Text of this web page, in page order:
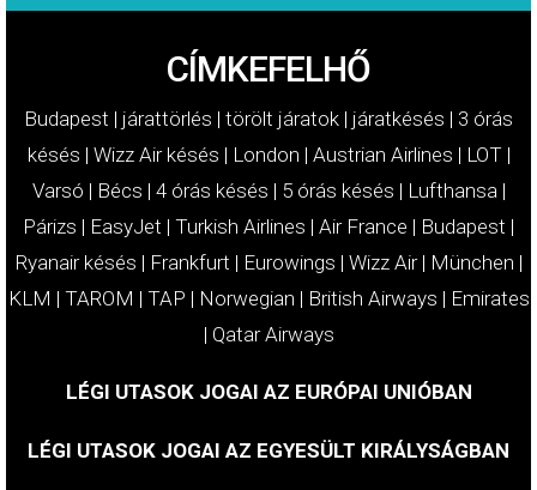
CÍMKEFELHŐ
Budapest | járattörlés | törölt járatok | járatkésés | 3 órás
késés | Wizz Air késés | London | Austrian Airlines | LOT|
Varsó | Bécs | 4 órás késés | 5 órás késés | Lufthansa|
Párizs | EasyJet | Turkish Airlines | Air France | Budapest |
Ryanair késés | Frankfurt | Eurowings | Wizz Air| München |
KLM | TAROM | TAP | Norwegian | British Airways | Emirates
| Qatar Airways
LÉGI UTASOK JOGAI AZ EURÓPAI UNIÓBAN
LÉGI UTASOK JOGAI AZ EGYESÜLT KIRÁLYSÁGBAN